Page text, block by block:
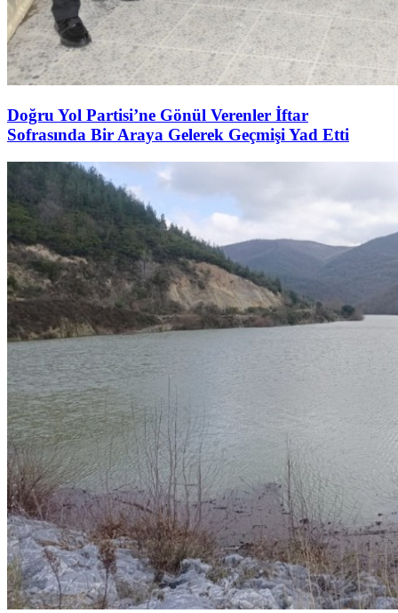
Doğru Yol Partisi’ne Gönül Verenler İftar
Sofrasında Bir Araya Gelerek Geçmişi Yad Etti